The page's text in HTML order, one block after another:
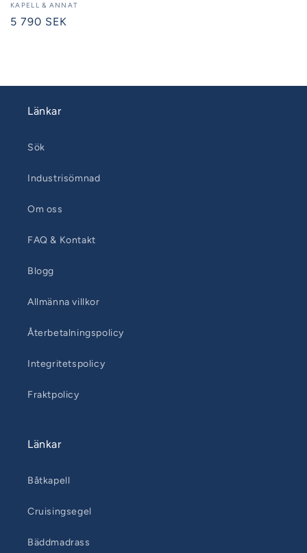
Säljare:
KAPELL & ANNAT
Ordinarie
5 790 SEK
Länkar
Sök
Industrisömnad
Om oss
FAQ & Kontakt
Blogg
Allmänna villkor
Återbetalningspolicy
Integritetspolicy
Fraktpolicy
Länkar
Båtkapell
Cruisingsegel
Bäddmadrass